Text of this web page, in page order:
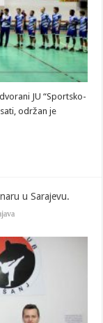
JU “Sportsko-
održan je
u Sarajevu.